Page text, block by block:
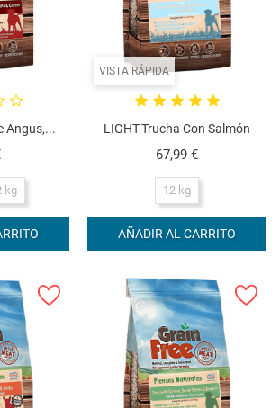
Angus,...
Precio
kg
VISTA RÁPIDA
LIGHT-Trucha Con Salmón
67,99 €Precio
12 kg
AÑADIR AL CARRITO